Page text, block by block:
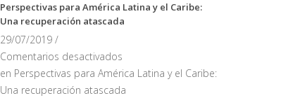
Perspectivas para América Latina y el Caribe:
Una recuperación atascada
29/07/2019 /
Comentarios desactivados
en Perspectivas para América Latina y el Caribe:
Una recuperación atascada